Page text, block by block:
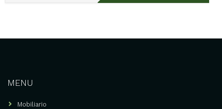
MENU
Mobiliario